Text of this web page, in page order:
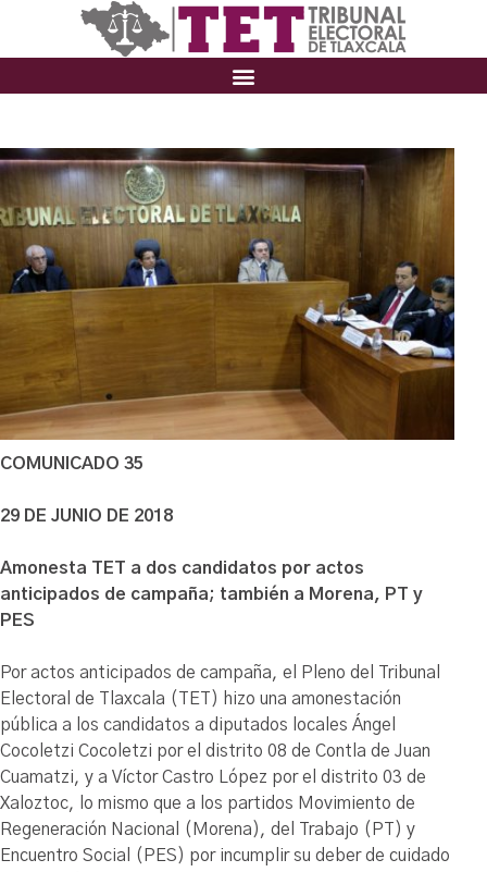
COMUNICADO 35
29 DE JUNIO DE 2018
Amonesta TET a dos candidatos por actos
anticipados de campaña; también a Morena, PT y
PES
Por actos anticipados de campaña, el Pleno del Tribunal
Electoral de Tlaxcala (TET) hizo una amonestación
pública a los candidatos a diputados locales Ángel
Cocoletzi Cocoletzi por el distrito 08 de Contla de Juan
Cuamatzi, y a Víctor Castro López por el distrito 03 de
Xaloztoc, lo mismo que a los partidos Movimiento de
Regeneración Nacional (Morena), del Trabajo (PT) y
Encuentro Social (PES) por incumplir su deber de cuidado